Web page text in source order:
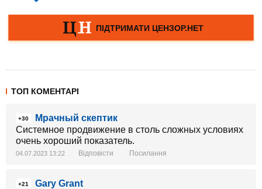
ТОП КОМЕНТАРІ
+30
Мрачный скептик
Системное продвижение в столь сложных условиях
очень хороший показатель.
04.07.2023 13:22 Відповісти Посилання
+21
Gary Grant